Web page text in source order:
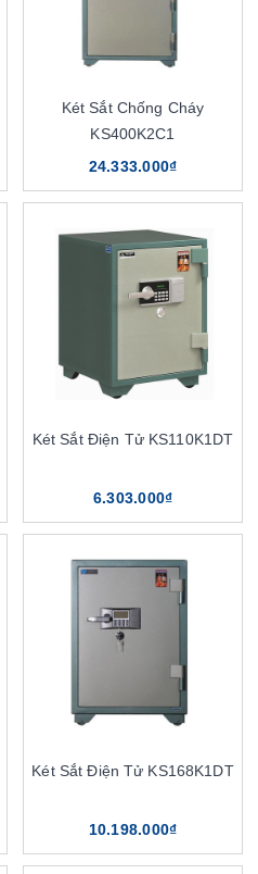
Két Sắt Chống Cháy
KS400K2C1
24.333.000₫
Két Sắt Điện Tử KS110K1DT
6.303.000₫
Két Sắt Điện Tử KS168K1DT
10.198.000₫